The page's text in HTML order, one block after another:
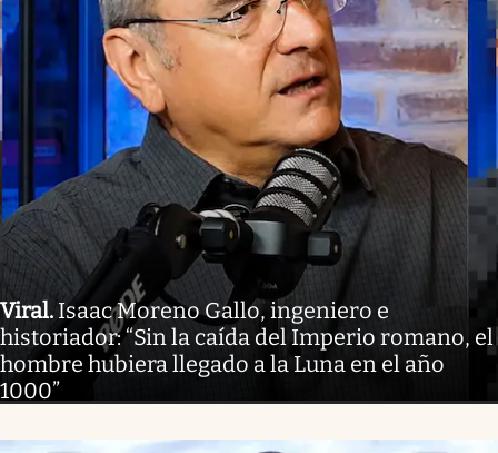
Viral. Isaac Moreno Gallo, ingeniero e
historiador: “Sin la caída del Imperio romano, el
hombre hubiera llegado a la Luna en el año
1000”